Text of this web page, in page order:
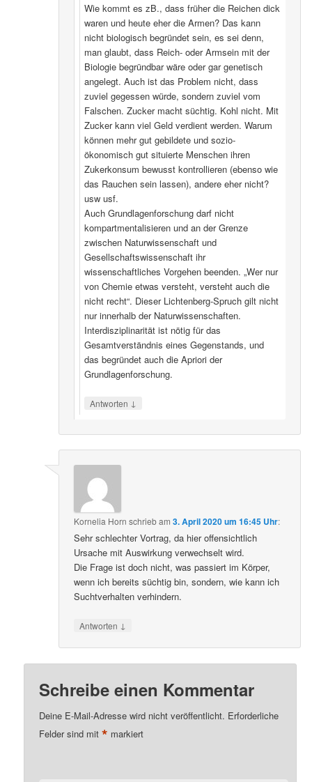
Wie kommt es zB., dass früher die Reichen dick
waren und heute eher die Armen? Das kann
nicht biologisch begründet sein, es sei denn,
man glaubt, dass Reich- oder Armsein mit der
Biologie begründbar wäre oder gar genetisch
angelegt. Auch ist das Problem nicht, dass
zuviel gegessen würde, sondern zuviel vom
Falschen. Zucker macht süchtig. Kohl nicht. Mit
Zucker kann viel Geld verdient werden. Warum
können mehr gut gebildete und sozio-
ökonomisch gut situierte Menschen ihren
Zukerkonsum bewusst kontrollieren (ebenso wie
das Rauchen sein lassen), andere eher nicht?
usw usf.
Auch Grundlagenforschung darf nicht
kompartmentalisieren und an der Grenze
zwischen Naturwissenschaft und
Gesellschaftswissenschaft ihr
wissenschaftliches Vorgehen beenden. „Wer nur
von Chemie etwas versteht, versteht auch die
nicht recht“. Dieser Lichtenberg-Spruch gilt nicht
nur innerhalb der Naturwissenschaften.
Interdisziplinarität ist nötig für das
Gesamtverständnis eines Gegenstands, und
das begründet auch die Apriori der
Grundlagenforschung.
Antworten ↓
Kornelia Horn schriebam3. April 2020 um 16:45 Uhr:
Sehr schlechter Vortrag, da hier offensichtlich
Ursache mit Auswirkung verwechselt wird.
Die Frage ist doch nicht, was passiert im Körper,
wenn ich bereits süchtig bin, sondern, wie kann ich
Suchtverhalten verhindern.
Antworten ↓
Schreibe einen Kommentar
Deine E-Mail-Adresse wird nicht veröffentlicht. Erforderliche
Felder sind mit* markiert